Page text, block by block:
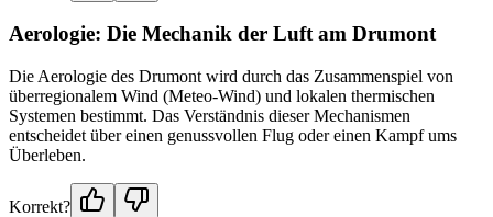
Aerologie: Die Mechanik der Luft am Drumont
Die Aerologie des Drumont wird durch das Zusammenspiel von
überregionalem Wind (Meteo-Wind) und lokalen thermischen
Systemen bestimmt. Das Verständnis dieser Mechanismen
entscheidet über einen genussvollen Flug oder einen Kampf ums
Überleben.
Korrekt?